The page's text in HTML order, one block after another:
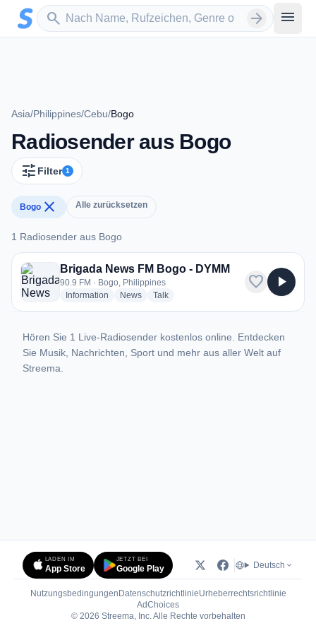
Zum Hauptinhalt springen
search
Sender suchen arrow_forward menu
Asia/Philippines/Cebu/Bogo
Radiosender aus Bogo
tune Filter 1
Bogo close Alle zurücksetzen
1 Radiosender aus Bogo
1 Radiosender aus Bogo
Brigada News FM Bogo - DYMM
90.9 FM · Bogo, Philippines
Information radio stations
Newsradio stations
Talkradio stations
favorite play_arrow
Hören Sie 1 Live-Radiosender kostenlos online. Entdecken
Sie Musik, Nachrichten, Sport und mehr aus aller Welt auf
Streema.
LADEN IM
App Store
JETZT BEI
Google Play Deutsch
Nutzungsbedingungen DatenschutzrichtlinieUrheberrechtsrichtlinie
AdChoices(öffnet in neuem Tab)
© 2026 Streema, Inc. Alle Rechte vorbehalten